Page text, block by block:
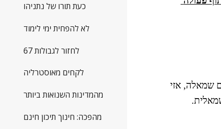
כעת תורו של נתניהו
לא להפחית ימי לימוד
לחזור לגבולות 67
לקחים מאוסטרליה
מהמדינות השנואות ביותר
מהפכה: חינוך תיכון חינם